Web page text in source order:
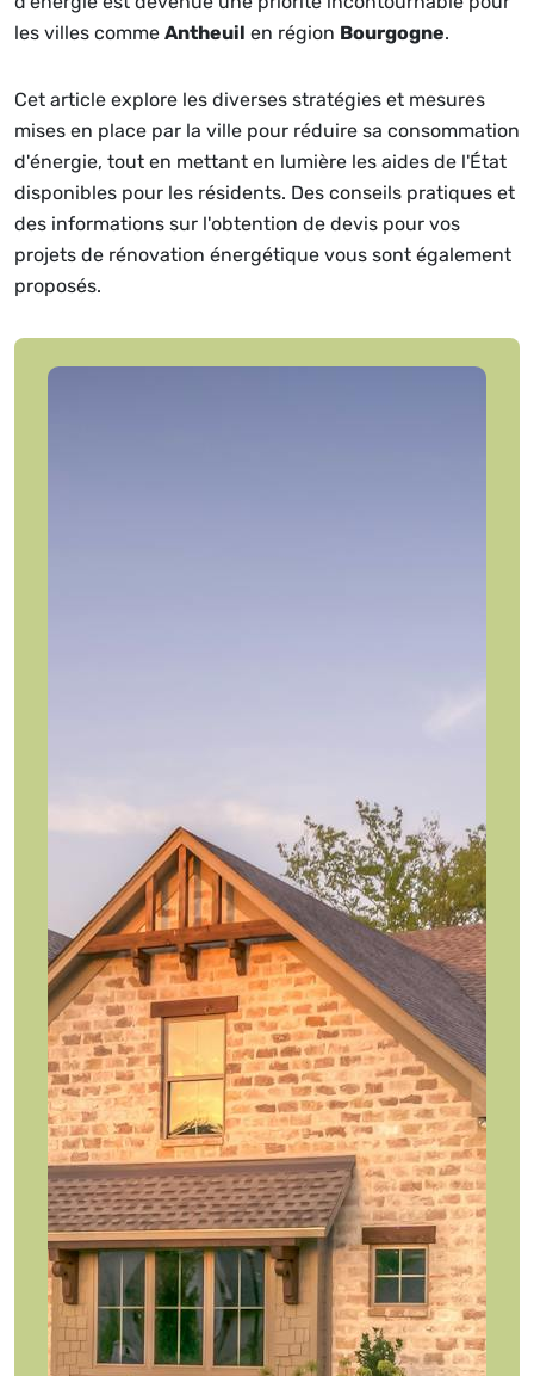
les villes comme Antheuil en région Bourgogne.
Cet article explore les diverses stratégies et mesures
mises en place par la ville pour réduire sa consommation
d'énergie, tout en mettant en lumière les aides de l'État
disponibles pour les résidents. Des conseils pratiques et
des informations sur l'obtention de devis pour vos
projets de rénovation énergétique vous sont également
proposés.